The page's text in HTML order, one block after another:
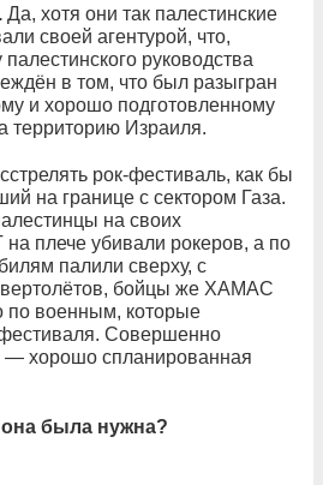
Да, хотя они так палестинские
своей агентурой, что,
руководства
в том, что был разыгран
и хорошо подготовленному
Израиля.
рок-фестиваль, как бы
на границе с сектором Газа.
на своих
плече убивали рокеров, а по
палили сверху, с
вертолётов, бойцы же ХАМАС
по военным, которые
Совершенно
— хорошо спланированная
была нужна?